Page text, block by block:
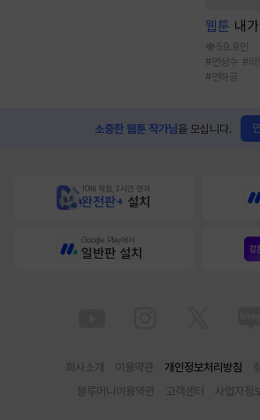
웹툰 내
59.9만
#연상수 #리
#연하공
소중한 웹툰 작가님을 모십니다.
10배 적립, 2시간 먼저
완전판+ 설치
Google Play에서
일반판 설치
회사소개 이용약관 개인정보처리방침
블루머니이용약관
고객센터 사업자정